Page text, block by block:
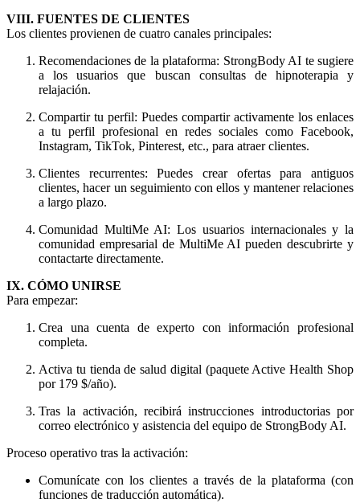
VIII. FUENTES DE CLIENTES
Los clientes provienen de cuatro canales principales:
Recomendaciones de la plataforma: StrongBody AI te sugiere
a los usuarios que buscan consultas de hipnoterapia y
relajación.
Compartir tu perfil: Puedes compartir activamente los enlaces
a tu perfil profesional en redes sociales como Facebook,
Instagram, TikTok, Pinterest, etc., para atraer clientes.
Clientes recurrentes: Puedes crear ofertas para antiguos
clientes, hacer un seguimiento con ellos y mantener relaciones
a largo plazo.
Comunidad MultiMe AI: Los usuarios internacionales y la
comunidad empresarial de MultiMe AI pueden descubrirte y
contactarte directamente.
IX. CÓMO UNIRSE
Para empezar:
Crea una cuenta de experto con información profesional
completa.
Activa tu tienda de salud digital (paquete Active Health Shop
por 179 $/año).
Tras la activación, recibirá instrucciones introductorias por
correo electrónico y asistencia del equipo de StrongBody AI.
Proceso operativo tras la activación:
Comunícate con los clientes a través de la plataforma (con
funciones de traducción automática).